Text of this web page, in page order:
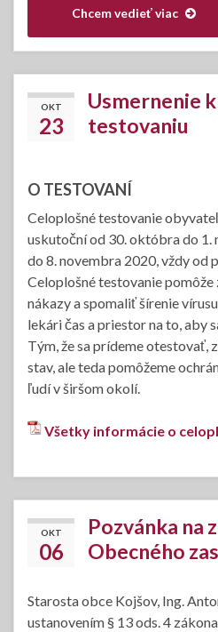
Chcem vedieť viac
OKT
23
Usmernenie
testovaniu
O TESTOVANÍ
Celoplošné testovanie
uskutoční od 30. októbra do 1.
do 8. novembra 2020, vždy od
Celoplošné testovanie
nákazy a spomaliť šírenie
lekári čas a priestor na to, aby
Tým, že sa prídeme otestovať,
stav, ale teda pomôžeme
ľudí v širšom okolí.
Všetky informácie o
OKT
06
Pozvánka na
Obecného
Starosta obce Kojšov, Ing.
ustanovením § 13 ods. 4